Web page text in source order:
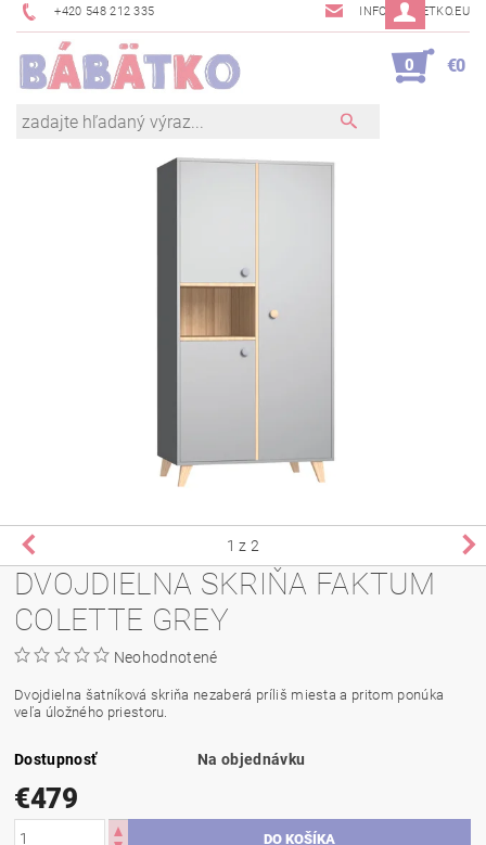
+420 548 212 335 INFO@BABETKO.EU
0 €0
1 z 2
DVOJDIELNA SKRIŇA FAKTUM
COLETTE GREY
Neohodnotené
Dvojdielna šatníková skriňa nezaberá príliš miesta a pritom ponúka
veľa úložného priestoru.
Dostupnosť Na objednávku
€479